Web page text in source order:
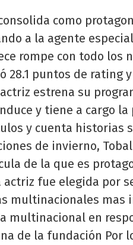
como
a la agente
rompe con todo los
28.1 puntos de rating
estrena su
y tiene a cargo
y cuenta historias
de invierno,
de la que es
actriz fue elegida por
multinacionales
multinacional en
de la fundación Por